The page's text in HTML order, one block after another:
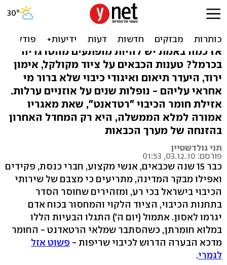
כבאי ל-7,000 איש: שנים של
הזנחה נגמרו באסון
אז כמה באמת יש להיות מופתעים מהטרגדיה
בכרמל? טענות הכבאים על ציוד מקולקל, אימון
ירוד, היעדר תיאום ואיגודי כיבוי שלא ברור מי
אחראי עליהם - נופלות שנים על אוזניים ערלות.
אזילת חומר הכיבוי "רטדאנט", שאת מאגריו
אמורה למלא הממשלה, היא רק המחדל האחרון
בהזנחה של מערך הכבאות
תני גולדשטיין
פורסם: 03.12.10, 01:53
כבר 15 שנה שכבאים, אנשי מקצוע, חברי כנסת, פקידים
ואפילו מבקר המדינה, מתריעים כי מצבם של שירותי
הכיבוי בישראל בכי רע, ומזהירים שחוסר הסדר
בתחנות הכיבוי, הציוד הלקוי והמחסור בכוח אדם
יגרמו לאסון. אתמול (יום ה') התגלו הבעיות הללו
במלוא חומרתן, כשהסתבר שמלאי הרטאדנט - החומר
מדכא הבערה הדרוש לכיבוי שריפות - פשוט אזל
לגמרי.